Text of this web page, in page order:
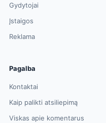
Gydytojai
Įstaigos
Reklama
Pagalba
Kontaktai
Kaip palikti atsiliepimą
Viskas apie komentarus